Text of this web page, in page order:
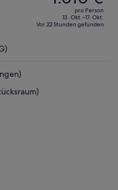
betrug
1.377 €,
jetzt
pro Person
13. Okt.–17. Okt.
Vor 22 Stunden gefunden